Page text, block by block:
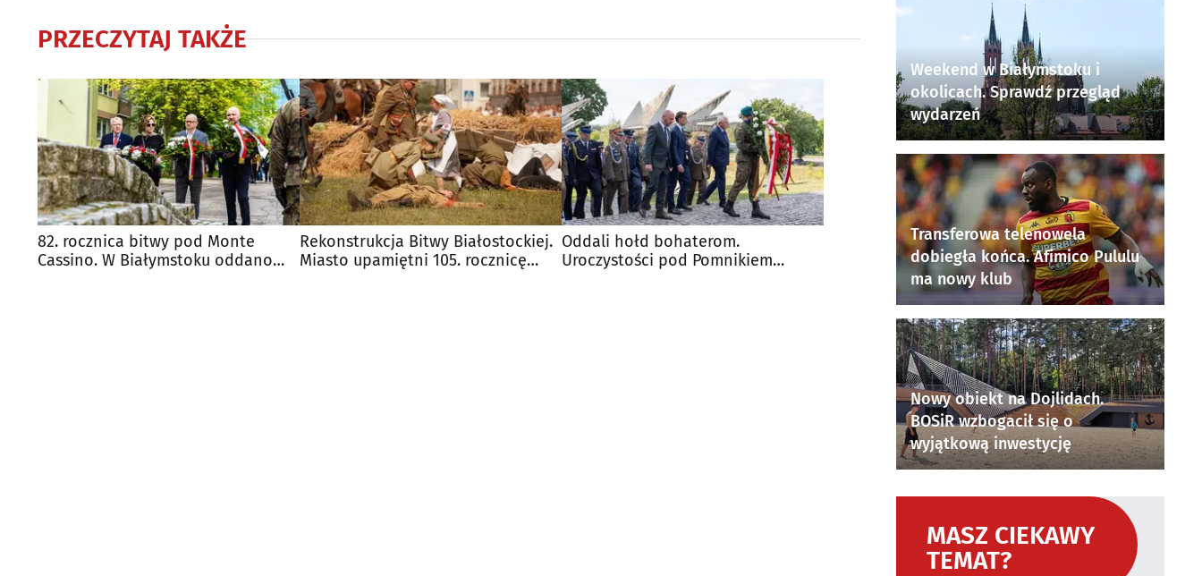
PRZECZYTAJ TAKŻE
82. rocznica bitwy pod Monte
Cassino. W Białymstoku oddano
Rekonstrukcja Bitwy Białostockiej.
Miasto upamiętni 105. rocznicę
Oddali hołd bohaterom.
Uroczystości pod Pomnikiem
Weekend w Białymstoku i
okolicach. Sprawdź przegląd
wydarzeń
Transferowa telenowela
dobiegła końca. Afimico Pululu
ma nowy klub
Nowy obiekt na Dojlidach.
BOSiR wzbogacił się o
wyjątkową inwestycję
MASZ CIEKAWY
TEMAT?